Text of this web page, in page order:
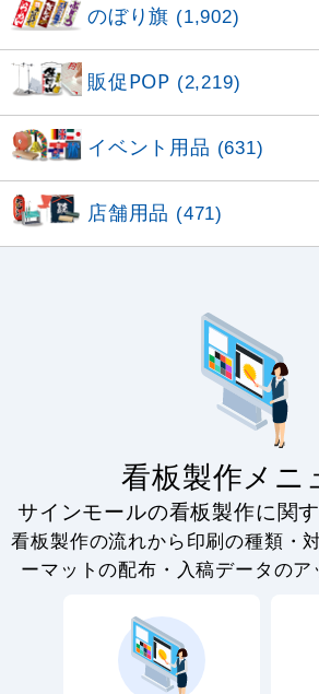
のぼり旗 (1,902)
販促POP (2,219)
イベント用品 (631)
店舗用品 (471)
看板製作メニ
サインモールの看板製作に関
看板製作の流れから印刷の種類・
ーマットの配布・入稿データのア